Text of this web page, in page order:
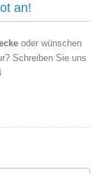
an!
oder wünschen
Schreiben Sie uns